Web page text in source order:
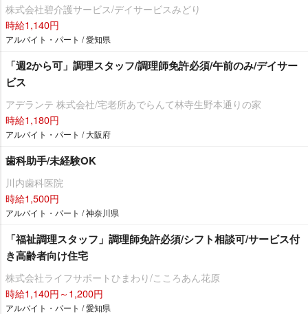
株式会社碧介護サービス/デイサービスみどり
時給1,140円
アルバイト・パート / 愛知県
「週2から可」調理スタッフ/調理師免許必須/午前のみ/デイサー
ビス
アデランテ 株式会社/宅老所あでらんて林寺生野本通りの家
時給1,180円
アルバイト・パート / 大阪府
歯科助手/未経験OK
川内歯科医院
時給1,500円
アルバイト・パート / 神奈川県
「福祉調理スタッフ」調理師免許必須/シフト相談可/サービス付
き高齢者向け住宅
株式会社ライフサポートひまわり/こころあん花原
時給1,140円～1,200円
アルバイト・パート / 愛知県